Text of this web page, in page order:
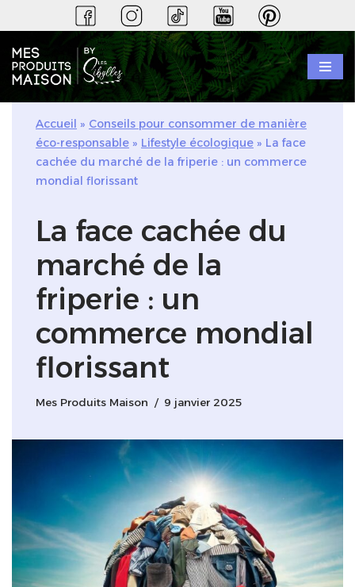
au
contenu
Accueil » Conseils pour consommer de manière
éco-responsable » Lifestyle écologique » La face
cachée du marché de la friperie : un commerce
mondial florissant
La face cachée du
marché de la
friperie : un
commerce mondial
florissant
Mes Produits Maison 9 janvier 2025